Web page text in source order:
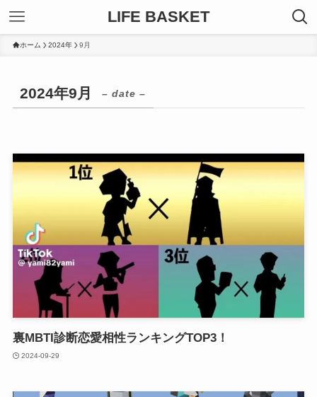
LIFE BASKET
ホーム 2024年 9月
2024年9月 – date –
裏MBTI診断恋愛相性ランキングTOP3！
2024-09-29